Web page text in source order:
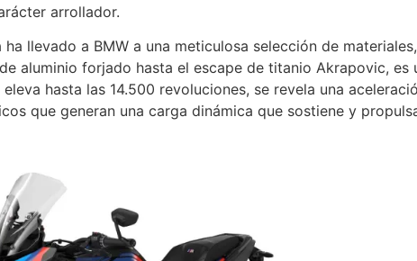
arrollador.
llevado a BMW a una meticulosa selección de
aluminio forjado hasta el escape de titanio Akrapovic,
hasta las 14.500 revoluciones, se revela una
que generan una carga dinámica que sostiene y